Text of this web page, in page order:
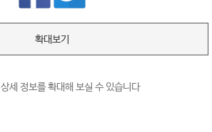
확대보기
상세 정보를 확대해 보실 수 있습니다